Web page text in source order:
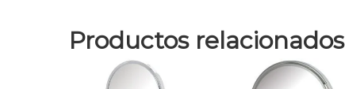
Productos relacionados